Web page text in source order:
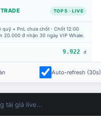
TOP 5 · LIVE
+ PnL chưa chốt · Chốt 12:00
20.000 đ nhận 30 ngày VIP Whale.
9.922 đ
Auto-refresh (30s)
tải giá live...